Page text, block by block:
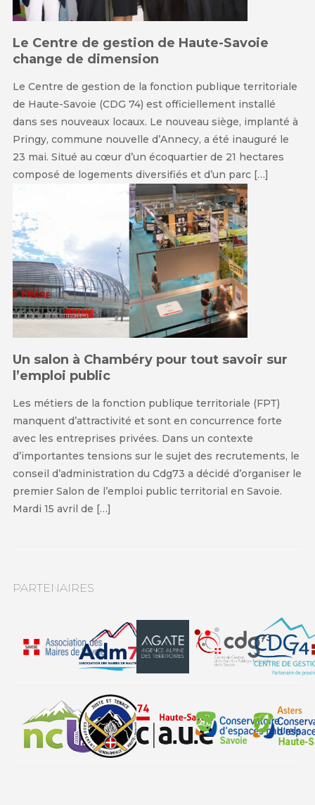
Le Centre de gestion de Haute-Savoie
change de dimension
Le Centre de gestion de la fonction publique territoriale
de Haute-Savoie (CDG 74) est officiellement installé
dans ses nouveaux locaux. Le nouveau siège, implanté à
Pringy, commune nouvelle d’Annecy, a été inauguré le
23 mai. Situé au cœur d’un écoquartier de 21 hectares
composé de logements diversifiés et d’un parc […]
Un salon à Chambéry pour tout savoir sur
l’emploi public
Les métiers de la fonction publique territoriale (FPT)
manquent d’attractivité et sont en concurrence forte
avec les entreprises privées. Dans un contexte
d’importantes tensions sur le sujet des recrutements, le
conseil d’administration du Cdg73 a décidé d’organiser le
premier Salon de l’emploi public territorial en Savoie.
Mardi 15 avril de […]
PARTENAIRES